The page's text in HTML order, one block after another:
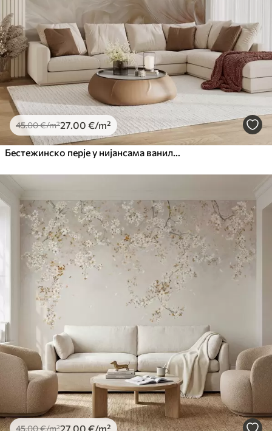
45.00€/m²27 .00 €/m²
45.00€/m²27 .00 €/m²